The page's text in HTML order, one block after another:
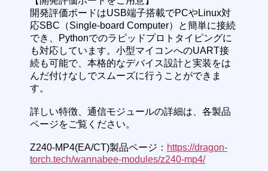
開発評価ボードはUSB端子搭載でPCやLinux対
応SBC（Single-board Computer）と簡単に接続
でき、Pythonでのラピッドプロトタイピングに
も対応しています。小型マイコンへのUART接
続も可能で、本格的なデバイス設計と実装をは
んだ付けなしでスムーズに行うことができま
す。
詳しい特徴、通信モジュールの詳細は、各製品
ページをご覧ください。
Z240-MP4(EA/CT)製品ページ： https://dragon-
torch.tech/wannabee-modules/z240-mp4/